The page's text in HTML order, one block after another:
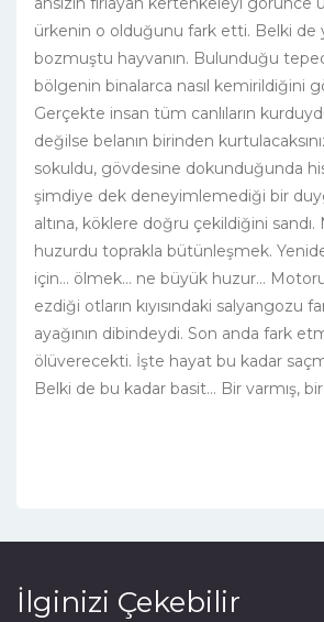
ürkenin o olduğunu fark etti. Belki de
bozmuştu hayvanın. Bulunduğu
bölgenin binalarca nasıl kemirildiğini
Gerçekte insan tüm canlıların
değilse belanın birinden
sokuldu, gövdesine dokunduğunda
şimdiye dek deneyimlemediği bir
altına, köklere doğru çekildiğini
huzurdu toprakla bütünleşmek.
için… ölmek… ne büyük huzur…
ezdiği otların kıyısındaki salyangozu
ayağının dibindeydi. Son anda fark
ölüverecekti. İşte hayat bu kadar
Belki de bu kadar basit… Bir varmış,
İlginizi Çekebilir